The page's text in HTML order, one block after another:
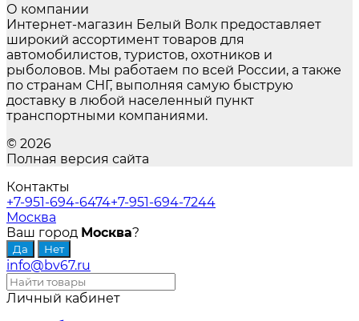
О компании
Интернет-магазин Белый Волк предоставляет
широкий ассортимент товаров для
автомобилистов, туристов, охотников и
рыболовов. Мы работаем по всей России, а также
по странам СНГ, выполняя самую быструю
доставку в любой населенный пункт
транспортными компаниями.
© 2026
Полная версия сайта
Контакты
+7-951-694-6474+7-951-694-7244
Москва
Ваш город Москва?
info@bv67.ru
Личный кабинет